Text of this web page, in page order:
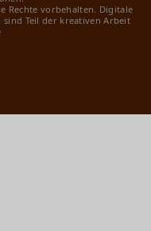
Rechte vorbehalten. Digitale
Teil der kreativen Arbeit